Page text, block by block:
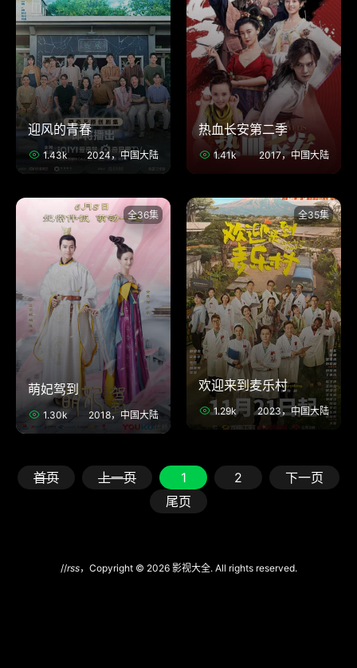
迎风的青春
1.43k 2024，中国大陆
热血长安第二季
1.41k 2017，中国大陆
全36集
萌妃驾到
1.30k 2018，中国大陆
全35集
欢迎来到麦乐村
1.29k 2023，中国大陆
首页 上一页 1 2
下一页
尾页
//rss，Copyright © 2026 影视大全. All rights reserved.